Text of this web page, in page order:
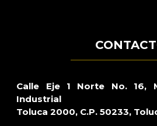
Calle Eje 1 Norte No. 16,
Industrial
Toluca 2000, C.P. 50233,